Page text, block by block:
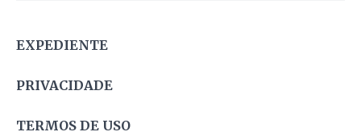
EXPEDIENTE
PRIVACIDADE
TERMOS DE USO